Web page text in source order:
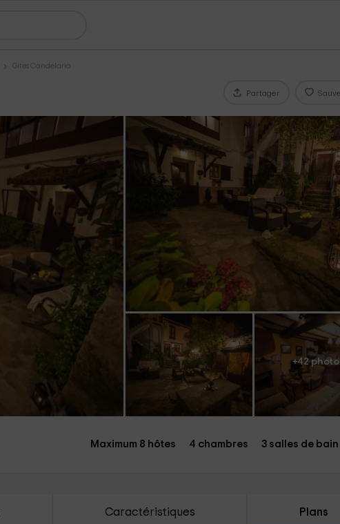
Gites Candelario
Partager
+42
Maximum 8 hôtes 4 chambres 3 salles de bain
Caractéristiques Plans